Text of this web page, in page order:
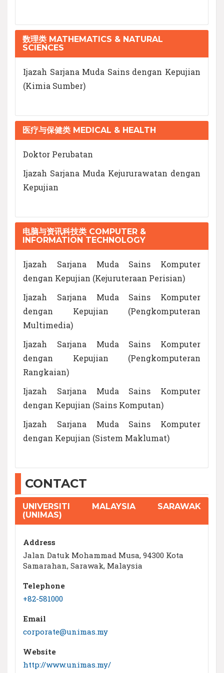
数理类 MATHEMATICS & NATURAL
SCIENCES
Ijazah Sarjana Muda Sains dengan Kepujian
(Kimia Sumber)
医疗与保健类 MEDICAL & HEALTH
Doktor Perubatan
Ijazah Sarjana Muda Kejururawatan dengan
Kepujian
电脑与资讯科技类 COMPUTER &
INFORMATION TECHNOLOGY
Ijazah Sarjana Muda Sains Komputer
dengan Kepujian (Kejuruteraan Perisian)
Ijazah Sarjana Muda Sains Komputer
dengan Kepujian (Pengkomputeran
Multimedia)
Ijazah Sarjana Muda Sains Komputer
dengan Kepujian (Pengkomputeran
Rangkaian)
Ijazah Sarjana Muda Sains Komputer
dengan Kepujian (Sains Komputan)
Ijazah Sarjana Muda Sains Komputer
dengan Kepujian (Sistem Maklumat)
CONTACT
UNIVERSITI MALAYSIA SARAWAK
(UNIMAS)
Address
Jalan Datuk Mohammad Musa, 94300 Kota
Samarahan, Sarawak, Malaysia
Telephone
+82-581000
Email
corporate@unimas.my
Website
http://www.unimas.my/